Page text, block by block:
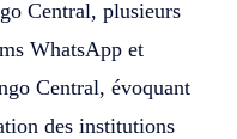
Central, plusieurs
WhatsApp et
Central, évoquant
des institutions